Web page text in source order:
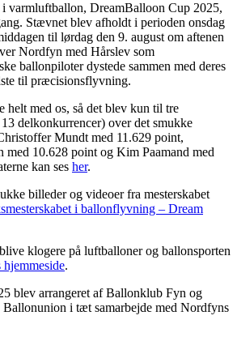
i varmluftballon, DreamBalloon Cup 2025,
Stævnet blev afholdt i perioden onsdag
til lørdag den 9. august om aftenen
Nordfyn med Hårslev som
ballonpiloter dystede sammen med deres
til præcisionsflyvning.
helt med os, så det blev kun til tre
delkonkurrencer) over det smukke
Mundt med 11.629 point,
10.628 point og Kim Paamand med
kan ses her.
billeder og videoer fra mesterskabet
i ballonflyvning – Dream
klogere på luftballoner og ballonsporten
.
blev arrangeret af Ballonklub Fyn og
Ballonunion i tæt samarbejde med Nordfyns